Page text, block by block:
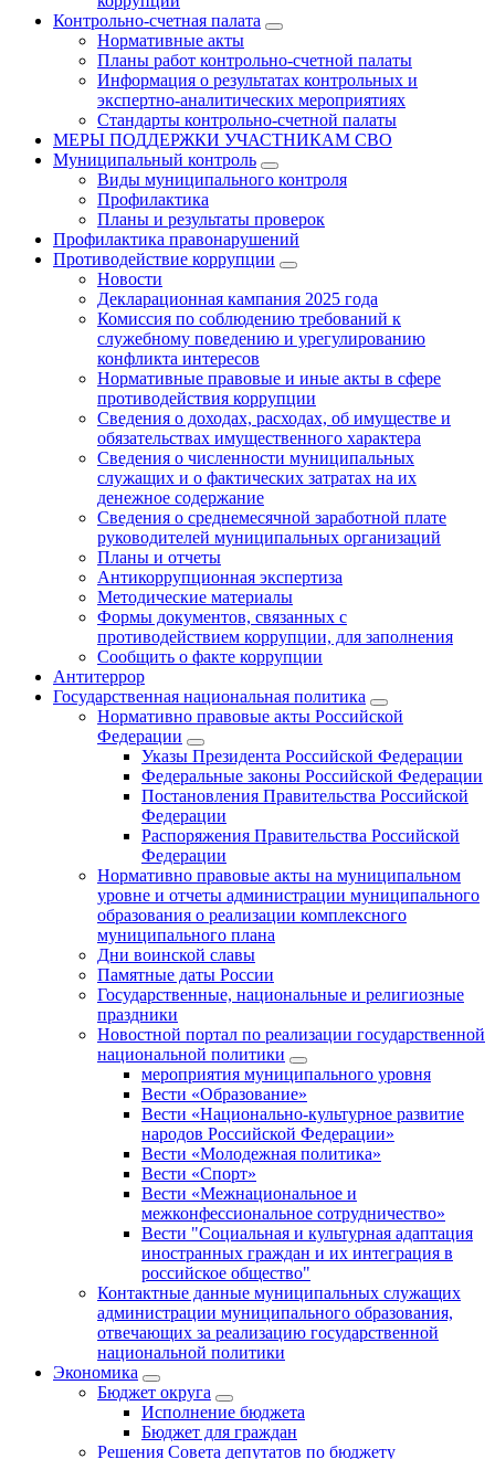
Контрольно-счетная палата
Нормативные акты
Планы работ контрольно-счетной палаты
Информация о результатах контрольных и
экспертно-аналитических мероприятиях
Стандарты контрольно-счетной палаты
МЕРЫ ПОДДЕРЖКИ УЧАСТНИКАМ СВО
Муниципальный контроль
Виды муниципального контроля
Профилактика
Планы и результаты проверок
Профилактика правонарушений
Противодействие коррупции
Новости
Декларационная кампания 2025 года
Комиссия по соблюдению требований к
служебному поведению и урегулированию
конфликта интересов
Нормативные правовые и иные акты в сфере
противодействия коррупции
Сведения о доходах, расходах, об имуществе и
обязательствах имущественного характера
Сведения о численности муниципальных
служащих и о фактических затратах на их
денежное содержание
Сведения о среднемесячной заработной плате
руководителей муниципальных организаций
Планы и отчеты
Антикоррупционная экспертиза
Методические материалы
Формы документов, связанных с
противодействием коррупции, для заполнения
Сообщить о факте коррупции
Антитеррор
Государственная национальная политика
Нормативно правовые акты Российской
Федерации
Указы Президента Российской Федерации
Федеральные законы Российской Федерации
Постановления Правительства Российской
Федерации
Распоряжения Правительства Российской
Федерации
Нормативно правовые акты на муниципальном
уровне и отчеты администрации муниципального
образования о реализации комплексного
муниципального плана
Дни воинской славы
Памятные даты России
Государственные, национальные и религиозные
праздники
Новостной портал по реализации государственной
национальной политики
мероприятия муниципального уровня
Вести «Образование»
Вести «Национально-культурное развитие
народов Российской Федерации»
Вести «Молодежная политика»
Вести «Спорт»
Вести «Межнациональное и
межконфессиональное сотрудничество»
Вести "Социальная и культурная адаптация
иностранных граждан и их интеграция в
российское общество"
Контактные данные муниципальных служащих
администрации муниципального образования,
отвечающих за реализацию государственной
национальной политики
Экономика
Бюджет округa
Исполнение бюджета
Бюджет для граждан
Решения Совета депутатов по бюджету